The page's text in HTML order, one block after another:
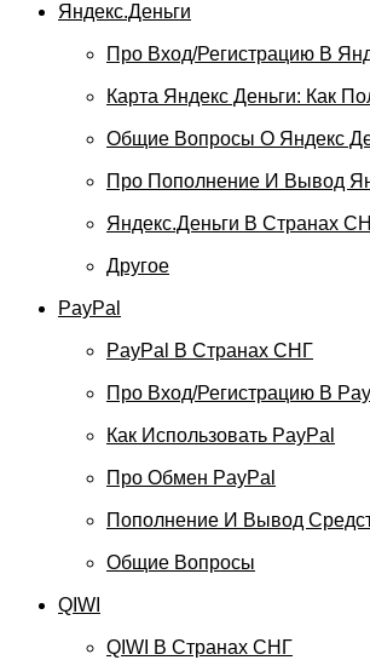
Яндекс.Деньги
Про Вход/регистрацию В
Карта Яндекс Деньги: Как
Общие Вопросы О Яндекс
Про Пополнение И Вывод
Яндекс.Деньги В Странах
Другое
PayPal
PayPal В Странах СНГ
Про Вход/регистрацию В
Как Использовать PayPal
Про Обмен PayPal
Пополнение И Вывод
Общие Вопросы
QIWI
QIWI В Странах СНГ